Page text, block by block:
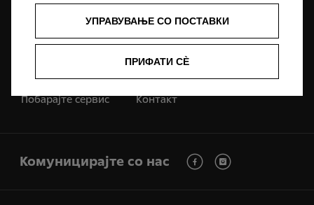
Opel дилери
Tест bозење
Побарајте понуда
Побарајте сервис Контакт
Комуницирајте со нас
УПРАВУВАЊЕ СО ПОСТАВКИ
ПРИФАТИ СÈ